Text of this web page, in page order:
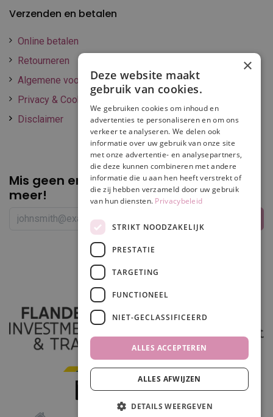
In winkelwagen
0
Verzenden en betalen
Online betalen
Retourneren
Algemene voorwaarden
Privacy & Cookie policy
Disclaimer
Mis geen enkelepromotie of korting
meer!
×
Deze website maakt
gebruik van cookies.
We gebruiken cookies om inhoud en
advertenties te personaliseren en om ons
verkeer te analyseren. We delen ook
informatie over uw gebruik van onze site
met onze advertentie- en analysepartners,
die deze kunnen combineren met andere
informatie die u aan hen heeft verstrekt of
die zij hebben verzameld door uw gebruik
van hun diensten. Privacybeleid
STRIKT NOODZAKELIJK
PRESTATIE
TARGETING
FUNCTIONEEL
NIET-GECLASSIFICEERD
ALLES ACCEPTEREN
ALLES AFWIJZEN
DETAILS WEERGEVEN